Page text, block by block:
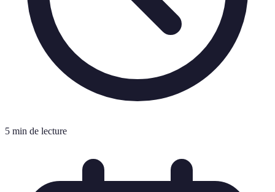
5 min de lecture